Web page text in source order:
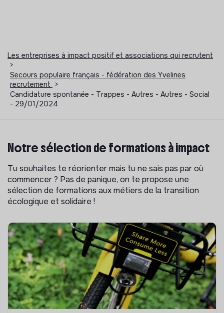
Les entreprises à impact positif et associations qui recrutent
>
Secours populaire français - fédération des Yvelines
recrutement
>
Candidature spontanée - Trappes - Autres - Autres - Social
- 29/01/2024
Notre sélection de formations à impact
Tu souhaites te réorienter mais tu ne sais pas par où
commencer ? Pas de panique, on te propose une
sélection de formations aux métiers de la transition
écologique et solidaire !